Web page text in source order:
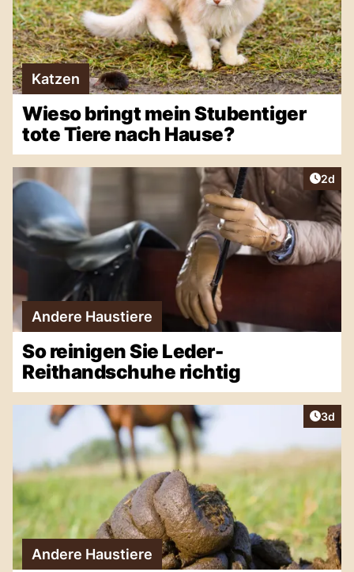
Katzen
Wieso bringt mein Stubentiger
tote Tiere nach Hause?
2d
Andere Haustiere
So reinigen Sie Leder-
Reithandschuhe richtig
3d
Andere Haustiere